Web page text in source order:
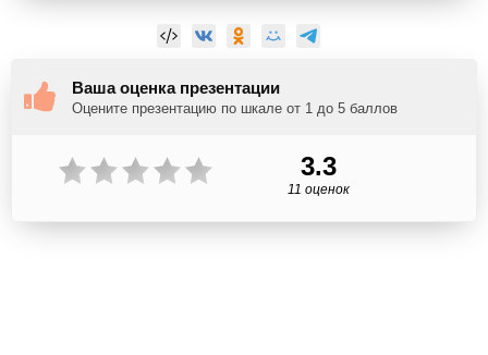
Ваша оценка презентации
Оцените презентацию по шкале от 1 до 5 баллов
3.3
11 оценок